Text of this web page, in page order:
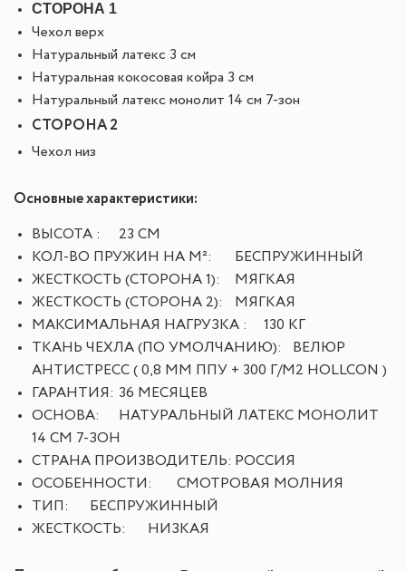
СТОРОНА 1
Чехол верх
Натуральный латекс 3 см
Натуральная кокосовая койра 3 см
Натуральный латекс монолит 14 см 7-зон
СТОРОНА 2
Чехол низ
Основные характеристики:
ВЫСОТА :
23 СМ
КОЛ-ВО ПРУЖИН НА М²:
БЕСПРУЖИННЫЙ
ЖЕСТКОСТЬ (СТОРОНА 1):
МЯГКАЯ
ЖЕСТКОСТЬ (СТОРОНА 2):
МЯГКАЯ
МАКСИМАЛЬНАЯ НАГРУЗКА :
130 КГ
ТКАНЬ ЧЕХЛА (ПО УМОЛЧАНИЮ):
ВЕЛЮР
АНТИСТРЕСС ( 0,8 ММ ППУ + 300 Г/М2 HOLLCON )
ГАРАНТИЯ: 36 МЕСЯЦЕВ
ОСНОВА:
НАТУРАЛЬНЫЙ ЛАТЕКС МОНОЛИТ
14 СМ 7-ЗОН
СТРАНА ПРОИЗВОДИТЕЛЬ: РОССИЯ
ОСОБЕННОСТИ:
СМОТРОВАЯ МОЛНИЯ
ТИП:
БЕСПРУЖИННЫЙ
ЖЕСТКОСТЬ:
НИЗКАЯ